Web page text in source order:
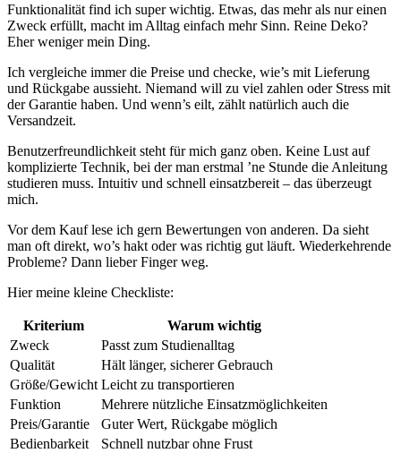
Funktionalität find ich super wichtig. Etwas, das mehr als nur einen
Zweck erfüllt, macht im Alltag einfach mehr Sinn. Reine Deko?
Eher weniger mein Ding.
Ich vergleiche immer die Preise und checke, wie’s mit Lieferung
und Rückgabe aussieht. Niemand will zu viel zahlen oder Stress mit
der Garantie haben. Und wenn’s eilt, zählt natürlich auch die
Versandzeit.
Benutzerfreundlichkeit steht für mich ganz oben. Keine Lust auf
komplizierte Technik, bei der man erstmal ’ne Stunde die Anleitung
studieren muss. Intuitiv und schnell einsatzbereit – das überzeugt
mich.
Vor dem Kauf lese ich gern Bewertungen von anderen. Da sieht
man oft direkt, wo’s hakt oder was richtig gut läuft. Wiederkehrende
Probleme? Dann lieber Finger weg.
Hier meine kleine Checkliste:
Kriterium
Warum wichtig
Zweck
Passt zum Studienalltag
Qualität
Hält länger, sicherer Gebrauch
Größe/Gewicht Leicht zu transportieren
Funktion
Mehrere nützliche Einsatzmöglichkeiten
Preis/Garantie
Guter Wert, Rückgabe möglich
Bedienbarkeit
Schnell nutzbar ohne Frust